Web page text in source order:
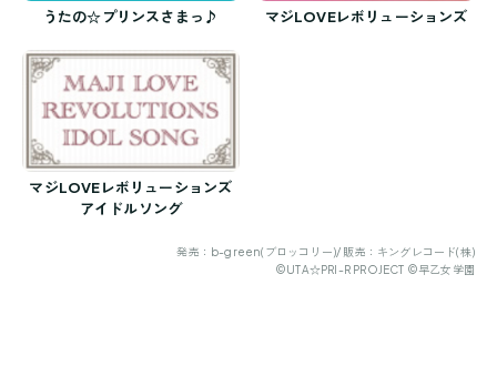
うたの☆プリンスさまっ♪ マジLOVEレボリューションズ
マジLOVEレボリューションズ
アイドルソング
発売：b-green(ブロッコリー)/ 販売：キングレコード(株)
©UTA☆PRI-R PROJECT ©早乙女学園